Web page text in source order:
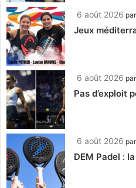
6 août 2026 par
Jeux
6 août 2026 par
Pas d’exploit
6 août 2026 par
DEM Padel :